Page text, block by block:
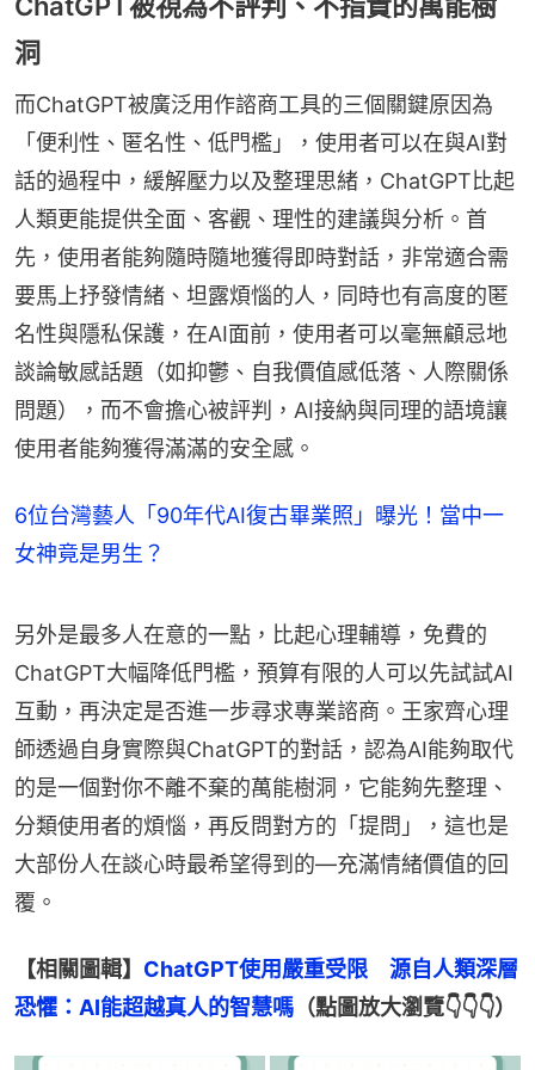
洞
而ChatGPT被廣泛用作諮商工具的三個關鍵原因為
「便利性、匿名性、低門檻」，使用者可以在與AI對
話的過程中，緩解壓力以及整理思緒，ChatGPT比起
人類更能提供全面、客觀、理性的建議與分析。首
先，使用者能夠隨時隨地獲得即時對話，非常適合需
要馬上抒發情緒、坦露煩惱的人，同時也有高度的匿
名性與隱私保護，在AI面前，使用者可以毫無顧忌地
談論敏感話題（如抑鬱、自我價值感低落、人際關係
問題），而不會擔心被評判，AI接納與同理的語境讓
使用者能夠獲得滿滿的安全感。
6位台灣藝人「90年代AI復古畢業照」曝光！當中一
女神竟是男生？
另外是最多人在意的一點，比起心理輔導，免費的
ChatGPT大幅降低門檻，預算有限的人可以先試試AI
互動，再決定是否進一步尋求專業諮商。王家齊心理
師透過自身實際與ChatGPT的對話，認為AI能夠取代
的是一個對你不離不棄的萬能樹洞，它能夠先整理、
分類使用者的煩惱，再反問對方的「提問」，這也是
大部份人在談心時最希望得到的—充滿情緒價值的回
覆。
【相關圖輯】 ChatGPT使用嚴重受限　源自人類深層
恐懼：AI能超越真人的智慧嗎 （點圖放大瀏覽👇👇👇）